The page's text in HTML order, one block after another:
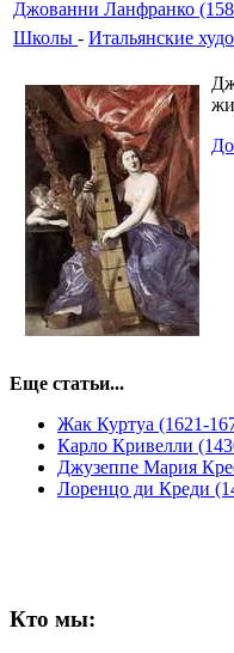
Джованни Ланфранко
Школы - Итальянские
Еще статьи...
Жак Куртуа (1621-
Карло Кривелли
Джузеппе Мария
Лоренцо ди Креди
Кто мы: